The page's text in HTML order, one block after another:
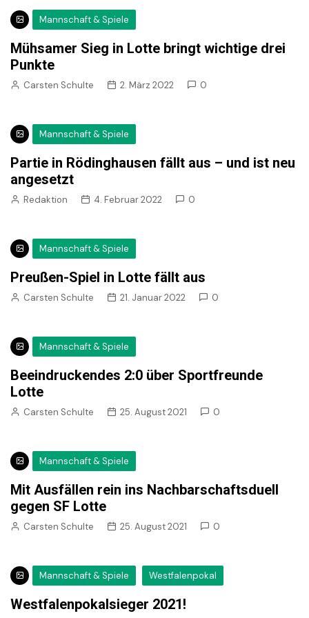
Mannschaft & Spiele
Mühsamer Sieg in Lotte bringt wichtige drei
Punkte
Carsten Schulte 2. März 2022 0
Mannschaft & Spiele
Partie in Rödinghausen fällt aus – und ist neu
angesetzt
Redaktion 4. Februar 2022 0
Mannschaft & Spiele
Preußen-Spiel in Lotte fällt aus
Carsten Schulte 21. Januar 2022 0
Mannschaft & Spiele
Beeindruckendes 2:0 über Sportfreunde
Lotte
Carsten Schulte 25. August 2021 0
Mannschaft & Spiele
Mit Ausfällen rein ins Nachbarschaftsduell
gegen SF Lotte
Carsten Schulte 25. August 2021 0
Mannschaft & Spiele Westfalenpokal
Westfalenpokalsieger 2021!